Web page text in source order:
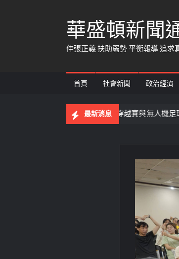
華盛頓新聞
伸張正義 扶助弱勢 平衡報導 追求
首頁 社會新聞 政治經濟
最新消息
競賽登場 73隊挑戰穿越賽與無人機足球